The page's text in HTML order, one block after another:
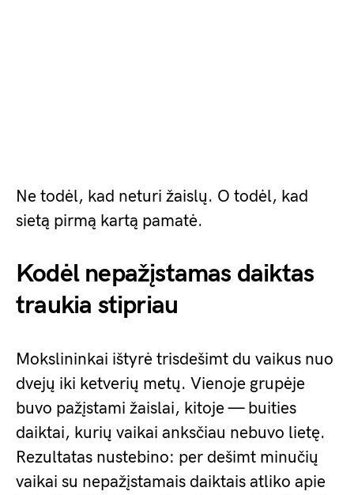
Ne todėl, kad neturi žaislų. O todėl, kad
sietą pirmą kartą pamatė.
Kodėl nepažįstamas daiktas
traukia stipriau
Mokslininkai ištyrė trisdešimt du vaikus nuo
dvejų iki ketverių metų. Vienoje grupėje
buvo pažįstami žaislai, kitoje — buities
daiktai, kurių vaikai anksčiau nebuvo lietę.
Rezultatas nustebino: per dešimt minučių
vaikai su nepažįstamais daiktais atliko apie